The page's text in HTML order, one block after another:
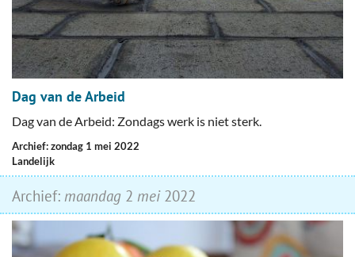
Dag van de Arbeid
Dag van de Arbeid: Zondags werk is niet sterk.
Archief: zondag 1 mei 2022
Landelijk
Archief: maandag 2 mei2022